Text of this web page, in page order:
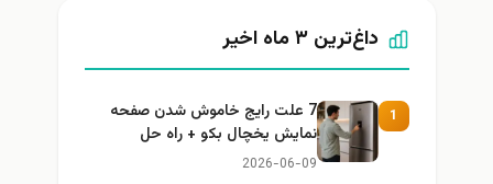
داغ‌ترین ۳ ماه اخیر
1
7 علت رایج خاموش شدن صفحه
نمایش یخچال بکو + راه حل
2026-06-09